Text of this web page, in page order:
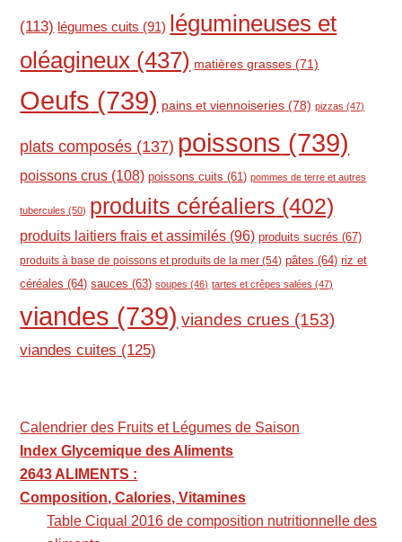
(113) légumes cuits (91)
légumineuses et
oléagineux (437) matières grasses (71)
Oeufs (739) pains et viennoiseries (78) pizzas (47)
plats composés (137) poissons (739)
poissons crus (108) poissons cuits (61) pommes de terre et autres
tubercules (50) produits céréaliers (402)
produits laitiers frais et assimilés (96) produits sucrés (67)
produits à base de poissons et produits de la mer (54) pâtes (64) riz et
céréales (64) sauces (63) soupes (46) tartes et crêpes salées (47)
viandes (739) viandes crues (153)
viandes cuites (125)
Calendrier des Fruits et Légumes de Saison
Index Glycemique des Aliments
2643 ALIMENTS :
Composition, Calories, Vitamines
Table Ciqual 2016 de composition nutritionnelle des